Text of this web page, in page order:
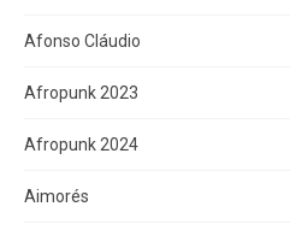
Afonso Cláudio
Afropunk 2023
Afropunk 2024
Aimorés